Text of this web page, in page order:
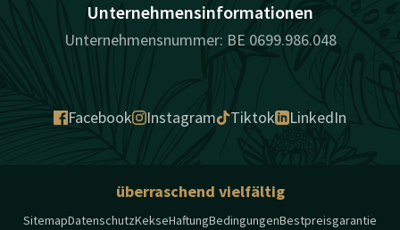
Unternehmensinformationen
Unternehmensnummer: BE 0699.986.048
Facebook Instagram Tiktok LinkedIn
überraschend vielfältig
SitemapDatenschutzKekseHaftungBedingungenBestpreisgarantie